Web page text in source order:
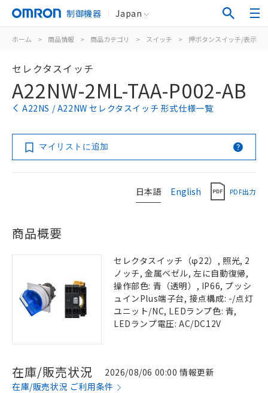
制御機器 Japan
ホーム > 商品情報 > 商品カテゴリ > スイッチ > 押ボタンスイッチ/表示灯
セレクタスイッチ
A22NW-2ML-TAA-P002-AB
A22NS / A22NW セレクタスイッチ 形式仕様一覧
マイリストに追加
日本語 English PDF出力
商品概要
セレクタスイッチ（φ22）, 照光, 2
ノッチ, 金属ベゼル, 左に自動復帰,
操作部色: 青（透明）, IP66, プッシ
ュインPlus端子台, 接点構成: -/点灯
ユニット/NC, LEDランプ色: 青,
LEDランプ電圧: AC/DC12V
在庫/販売状況
2026/08/06 00:00 情報更新
在庫/販売状況 ご利用条件